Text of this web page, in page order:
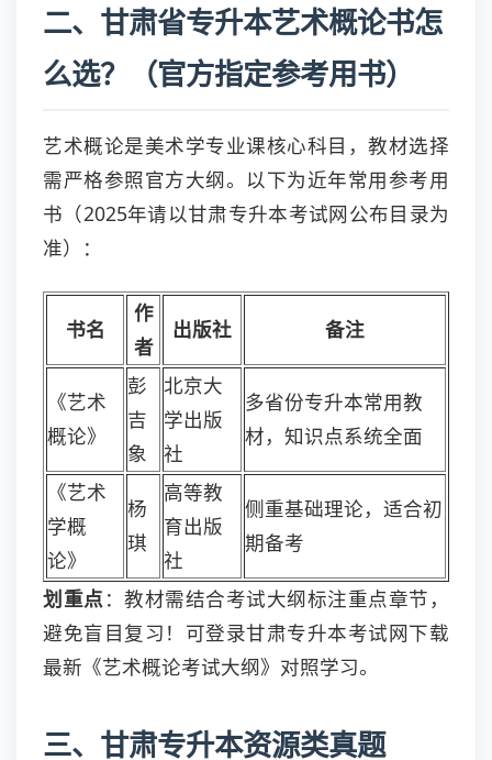
二、甘肃省专升本艺术概论书怎
么选？（官方指定参考用书）
艺术概论是美术学专业课核心科目，教材选择
需严格参照官方大纲。以下为近年常用参考用
书（2025年请以甘肃专升本考试网公布目录为
准）：
书名
作
者
出版社 备注
《艺术
概论》
彭
吉
象
北京大
学出版
社
多省份专升本常用教
材，知识点系统全面
《艺术
学概
论》
杨
琪
高等教
育出版
社
侧重基础理论，适合初
期备考
划重点 ：教材需结合考试大纲标注重点章节，
避免盲目复习！可登录甘肃专升本考试网下载
最新《艺术概论考试大纲》对照学习。
三、甘肃专升本资源类真题